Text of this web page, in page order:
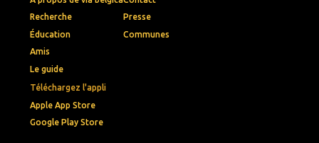
Téléchargez l'appli
Apple App Store
Google Play Store
Recherche
Éducation
Amis
Le guide
Presse
Communes